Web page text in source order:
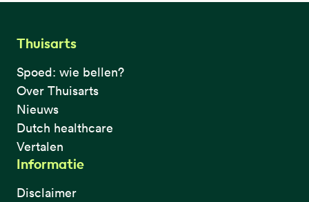
Thuisarts
Spoed: wie bellen?
Over Thuisarts
Nieuws
Dutch healthcare
Vertalen
Informatie
Disclaimer